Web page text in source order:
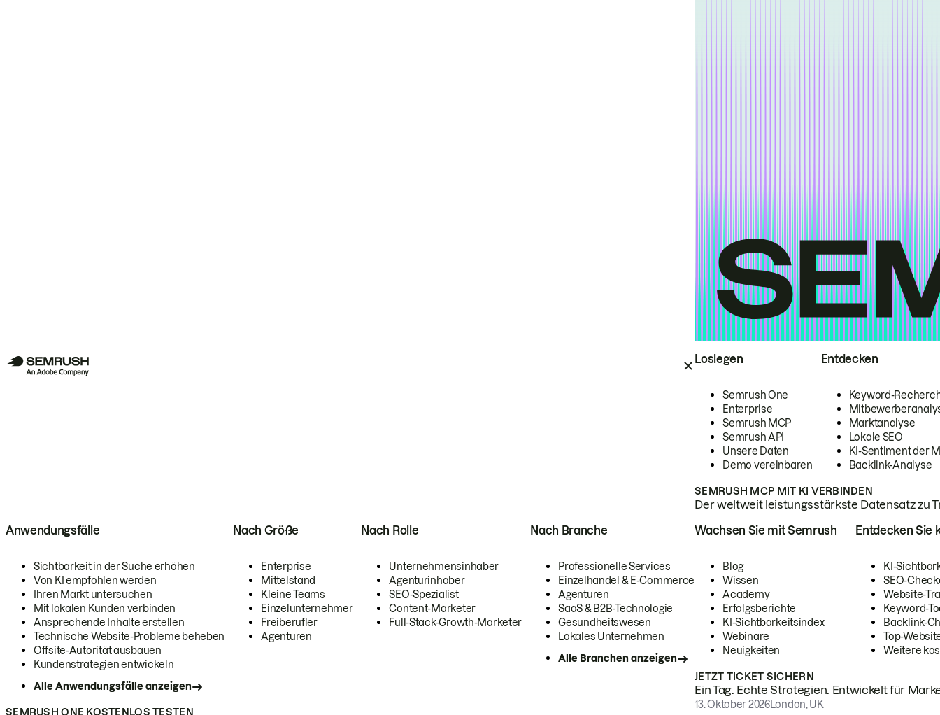
Loslegen
Semrush One
Enterprise
Semrush MCP
Semrush API
Unsere Daten
Demo vereinbaren
Entdecken
Keyword-
Marktanalyse
Lokale SEO
KI-Sentiment der
Backlink-Analyse
SEMRUSH MCP MIT KI VERBINDEN
Der weltweit leistungsstärkste Datensatz zu
Anwendungsfälle
Sichtbarkeit in der Suche erhöhen
Von KI empfohlen werden
Ihren Markt untersuchen
Mit lokalen Kunden verbinden
Ansprechende Inhalte erstellen
Technische Website-Probleme beheben
Offsite-Autorität ausbauen
Kundenstrategien entwickeln
Alle Anwendungsfälle anzeigen
Nach Größe
Enterprise
Mittelstand
Kleine Teams
Einzelunternehmer
Freiberufler
Agenturen
Nach Rolle
Unternehmensinhaber
Agenturinhaber
SEO-Spezialist
Content-Marketer
Full-Stack-Growth-Marketer
Nach Branche
Professionelle Services
Einzelhandel & E-Commerce
Agenturen
SaaS & B2B-Technologie
Gesundheitswesen
Lokales Unternehmen
Alle Branchen anzeigen
SEMRUSH ONE KOSTENLOS TESTEN
Wachsen Sie mit Semrush
Blog
Wissen
Academy
Erfolgsberichte
KI-Sichtbarkeitsindex
Webinare
Neuigkeiten
Entdecken Sie
KI-
SEO-
Website-
Keyword-
Backlink-
Top-
Weitere
JETZT TICKET SICHERN
Ein Tag. Echte Strategien. Entwickelt für
13. Oktober 2026London, UK